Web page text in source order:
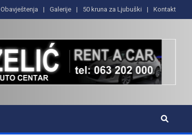
Obavještenja Galerije 50 kruna za Ljubuški Kontakt